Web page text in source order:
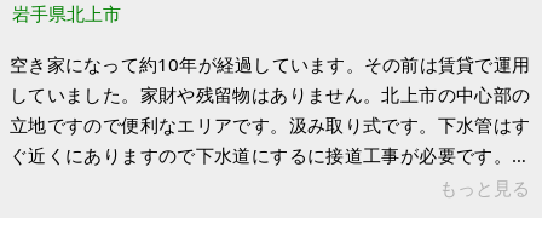
岩手県北上市
空き家になって約10年が経過しています。その前は賃貸で運用
していました。家財や残留物はありません。北上市の中心部の
立地ですので便利なエリアです。汲み取り式です。下水管はす
ぐ近くにありますので下水道にするに接道工事が必要です。現
地にキーボックスを設置していますのでいつでも内覧できま
もっと見る